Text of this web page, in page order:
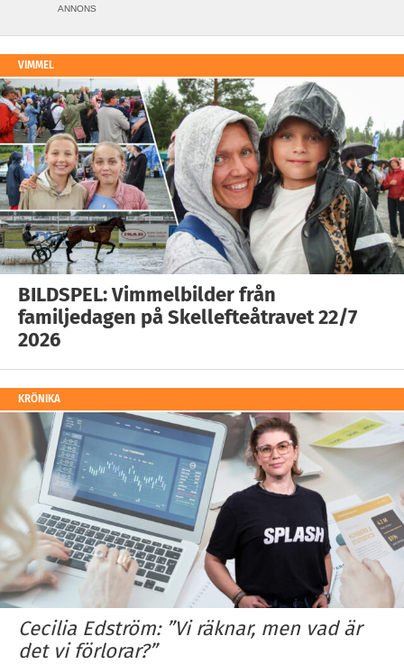
ANNONS
VIMMEL
BILDSPEL: Vimmelbilder från
familjedagen på Skellefteåtravet 22/7
2026
KRÖNIKA
Cecilia Edström: ”Vi räknar, men vad är
det vi förlorar?”